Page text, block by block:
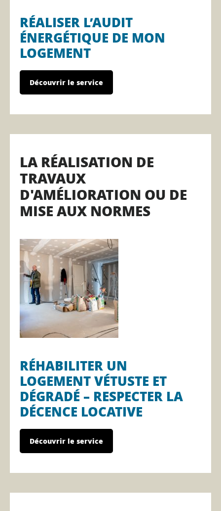
RÉALISER L’AUDIT
ÉNERGÉTIQUE DE MON
LOGEMENT
Découvrir le service
LA RÉALISATION DE
TRAVAUX
D'AMÉLIORATION OU DE
MISE AUX NORMES
RÉHABILITER UN
LOGEMENT VÉTUSTE ET
DÉGRADÉ – RESPECTER LA
DÉCENCE LOCATIVE
Découvrir le service